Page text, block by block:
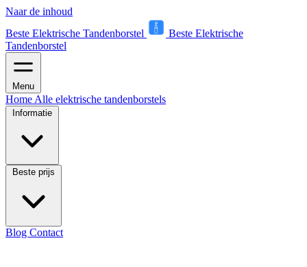
Naar de inhoud
Beste Elektrische Tandenborstel
Beste Elektrische
Tandenborstel
Menu
Home Alle elektrische tandenborstels
Informatie
Beste prijs
Blog Contact